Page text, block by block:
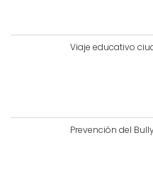
Viaje educativo
Prevención del